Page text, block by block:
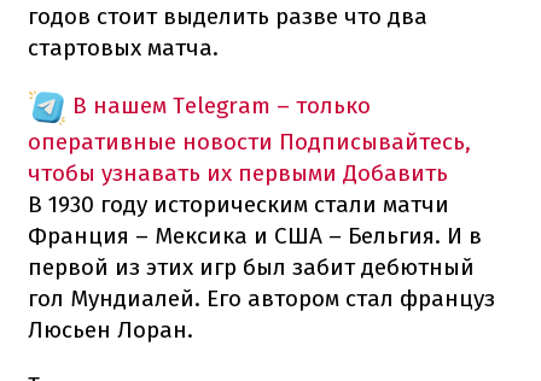
годов стоит выделить разве что два
стартовых матча.
В нашем Telegram – только
оперативные новости Подписывайтесь,
чтобы узнавать их первыми Добавить
В 1930 году историческим стали матчи
Франция – Мексика и США – Бельгия. И в
первой из этих игр был забит дебютный
гол Мундиалей. Его автором стал француз
Люсьен Лоран.